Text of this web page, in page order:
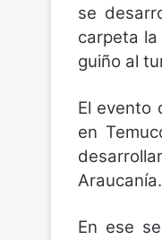
se
carpeta
guiño al
El evento
en
Araucanía.
En ese